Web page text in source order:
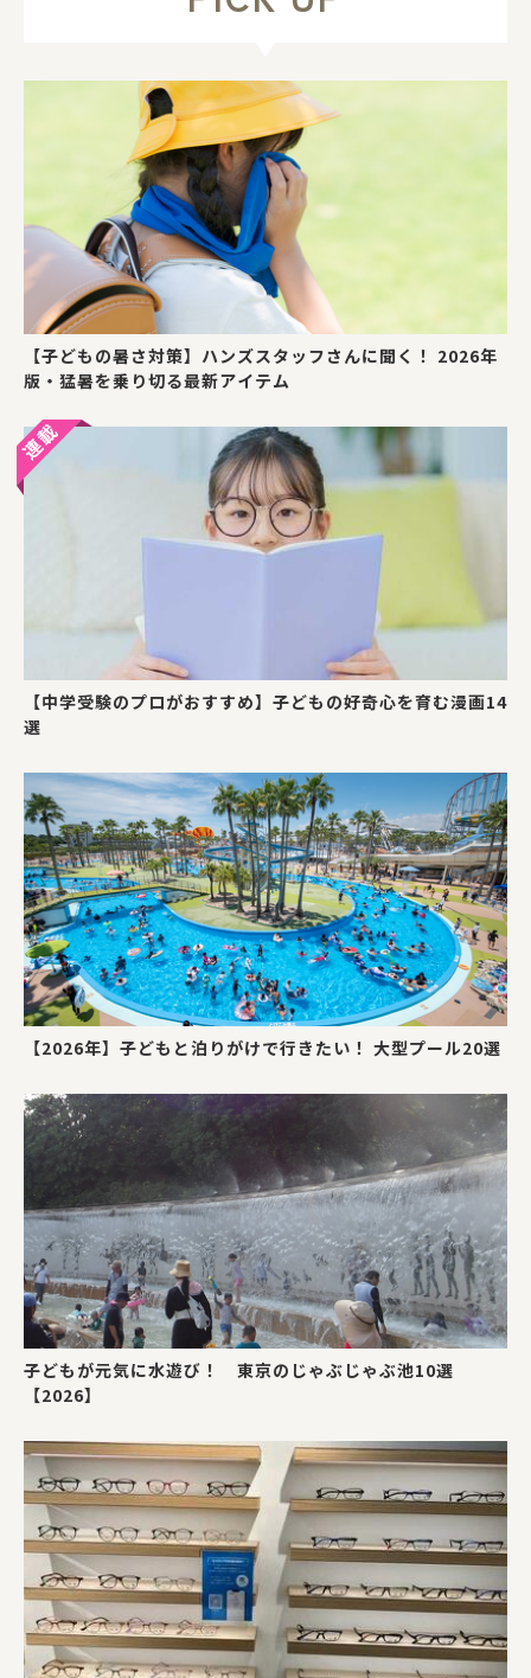
【子どもの暑さ対策】ハンズスタッフさんに聞く！ 2026年
版・猛暑を乗り切る最新アイテム
【中学受験のプロがおすすめ】子どもの好奇心を育む漫画14
選
【2026年】子どもと泊りがけで行きたい！ 大型プール20選
子どもが元気に水遊び！ 東京のじゃぶじゃぶ池10選
【2026】